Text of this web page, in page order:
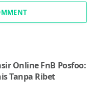
Online FnB Posfoo:
Tanpa Ribet